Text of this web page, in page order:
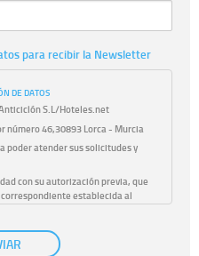
para recibir la Newsletter
DE DATOS
S.L/Hoteles.net
número 46,30893 Lorca - Murcia
poder atender sus solicitudes y
con su autorización previa, que
establecida al
datos con su consentimiento
la casilla correspondiente